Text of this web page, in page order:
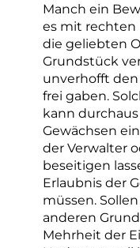
Manch ein
es mit rechten
die geliebten
Grundstück
unverhofft
frei gaben.
kann
Gewächsen
der Verwalter
beseitigen
Erlaubnis der
müssen.
anderen
Mehrheit der